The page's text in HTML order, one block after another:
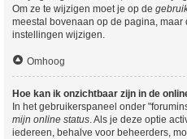
Om ze te wijzigen moet je op de
meestal bovenaan op de pagina,
instellingen wijzigen.
Omhoog
Hoe kan ik onzichtbaar zijn in de
In het gebruikerspaneel onder
mijn online status. Als je deze optie
iedereen, behalve voor beheerders,